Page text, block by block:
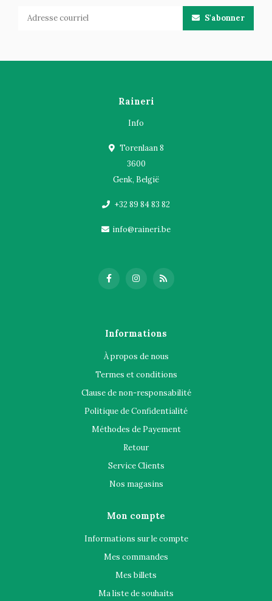
S'abonner
Raineri
Info
Torenlaan 8
3600
Genk, België
+32 89 84 83 82
info@raineri.be
Informations
À propos de nous
Termes et conditions
Clause de non-responsabilité
Politique de Confidentialité
Méthodes de Payement
Retour
Service Clients
Nos magasins
Mon compte
Informations sur le compte
Mes commandes
Mes billets
Ma liste de souhaits